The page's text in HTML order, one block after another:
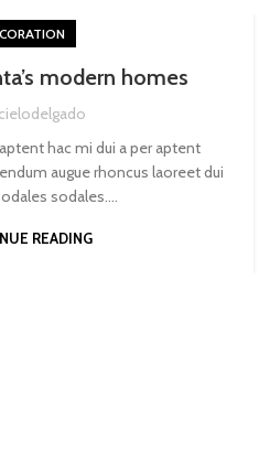
modern homes
hac mi dui a per aptent
augue rhoncus laoreet dui
sodales....
READING